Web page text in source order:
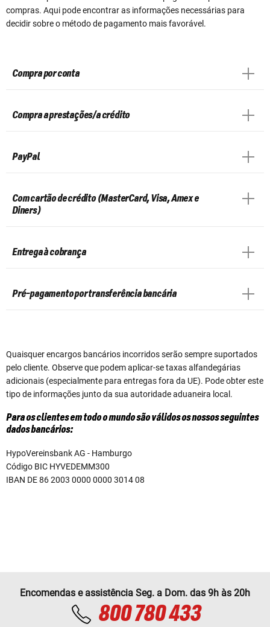
compras. Aqui pode encontrar as informações necessárias para
decidir sobre o método de pagamento mais favorável.
Compra por conta
Compra a prestações/a crédito
PayPal
Com cartão de crédito (MasterCard, Visa, Amex e
Diners)
Entrega à cobrança
Pré-pagamento por transferência bancária
Quaisquer encargos bancários incorridos serão sempre suportados
pelo cliente. Observe que podem aplicar-se taxas alfandegárias
adicionais (especialmente para entregas fora da UE). Pode obter este
tipo de informações junto da sua autoridade aduaneira local.
Para os clientes em todo o mundo são válidos os nossos seguintes
dados bancários:
HypoVereinsbank AG - Hamburgo
Código BIC HYVEDEMM300
IBAN DE 86 2003 0000 0000 3014 08
Encomendas e assistência Seg. a Dom. das 9h às 20h
800 780 433